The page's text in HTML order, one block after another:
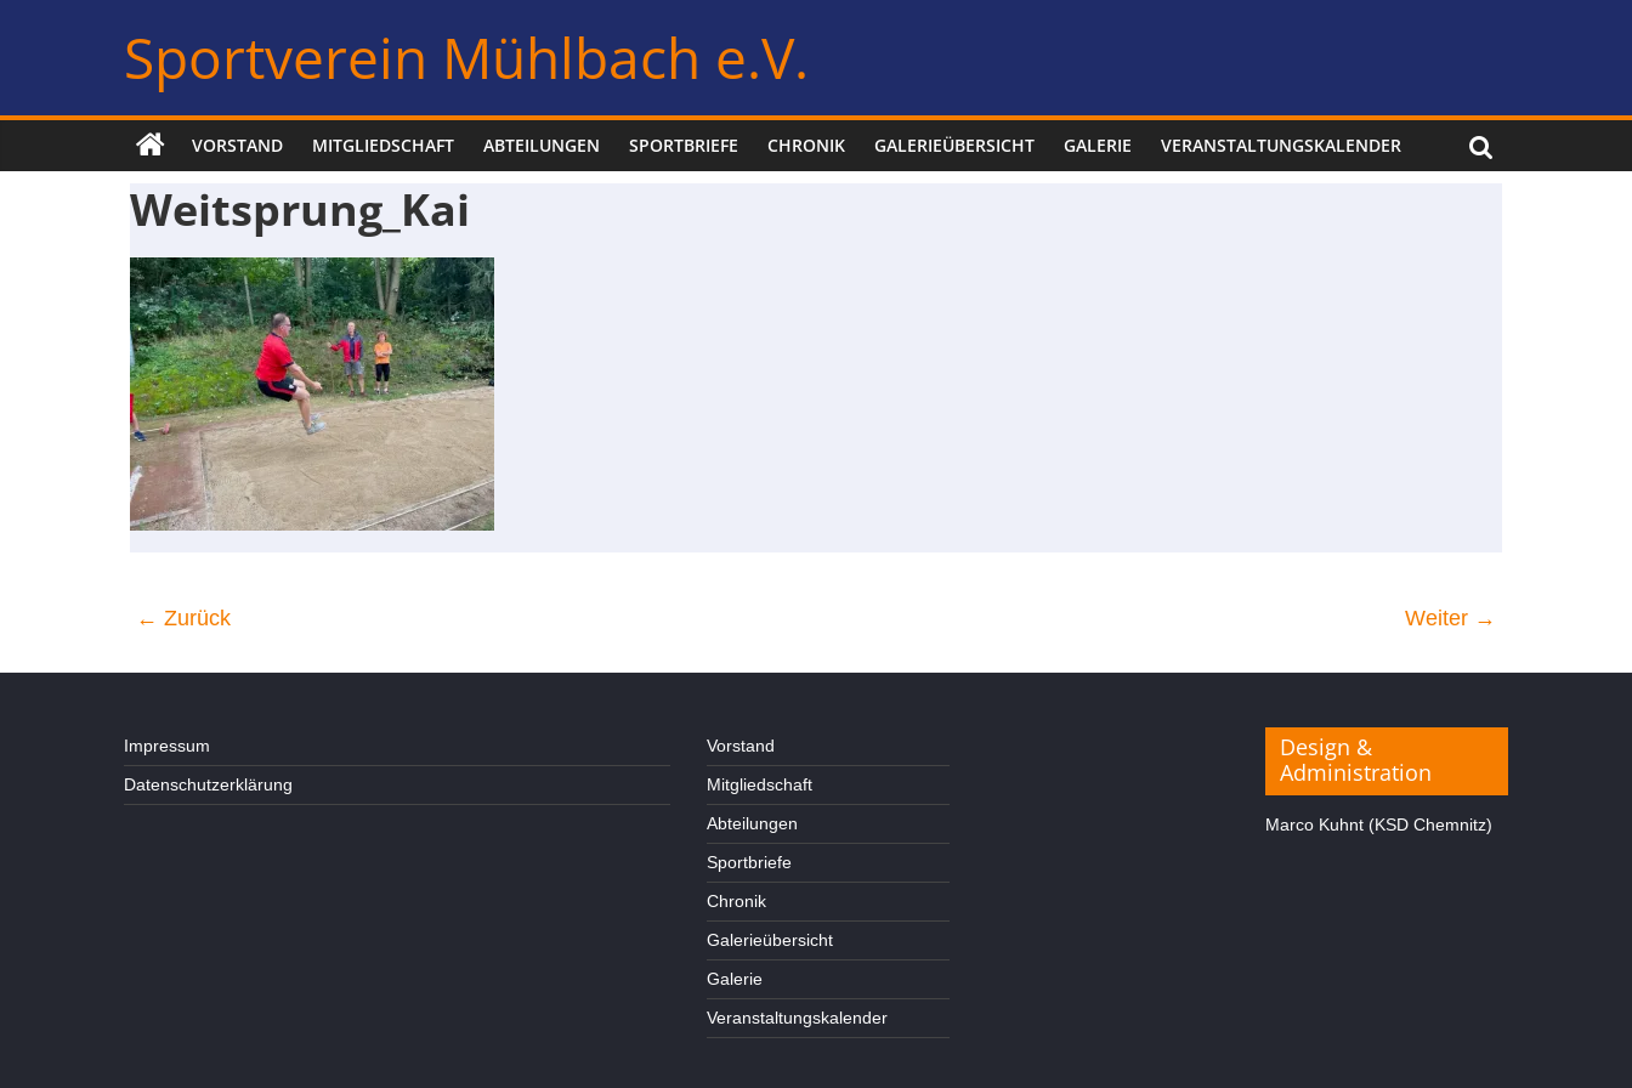
Sportverein Mühlbach e.V.
VORSTAND MITGLIEDSCHAFT ABTEILUNGEN SPORTBRIEFE CHRONIK GALERIEÜBERSICHT GALERIE VERANSTALTUNGSKALENDER
Weitsprung_Kai
← Zurück Weiter →
Impressum
Datenschutzerklärung
Vorstand
Mitgliedschaft
Abteilungen
Sportbriefe
Chronik
Galerieübersicht
Galerie
Veranstaltungskalender
Design &
Administration
Marco Kuhnt (KSD Chemnitz)